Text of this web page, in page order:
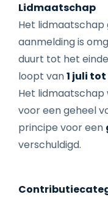
Lidmaatschap
Het
aanmelding is
duurt tot het
loopt van1 juli
Het
voor een geheel
principe voor een
verschuldigd.